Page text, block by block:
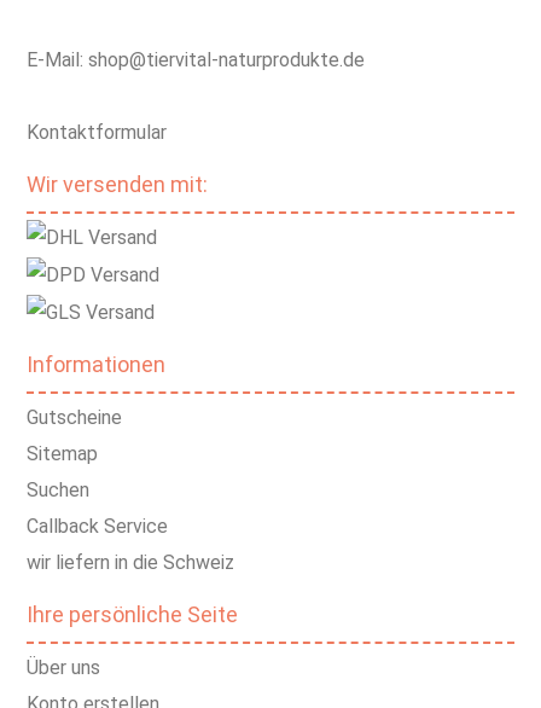
E-Mail: shop@tiervital-naturprodukte.de
Kontaktformular
Wir versenden mit:
Informationen
Gutscheine
Sitemap
Suchen
Callback Service
wir liefern in die Schweiz
Ihre persönliche Seite
Über uns